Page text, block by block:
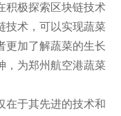
积极探索区块链技术
技术，可以实现蔬菜
更加了解蔬菜的生长
，为郑州航空港蔬菜
在于其先进的技术和